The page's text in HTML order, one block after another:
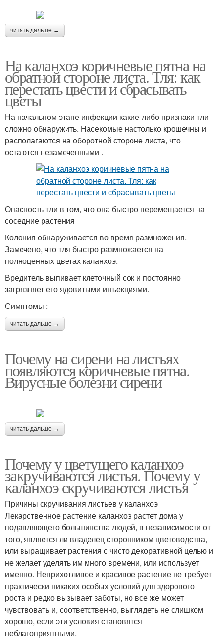
читать дальше →
На каланхоэ коричневые пятна на
обратной стороне листа. Тля: как
перестать цвести и сбрасывать
цветы
На начальном этапе инфекции какие-либо признаки тли
сложно обнаружить. Насекомые настолько крошечны и
располагаются на оборотной стороне листа, что
остаются незамеченными .
Опасность тли в том, что она быстро перемещается на
соседние растения
Колония обнаруживается во время размножения.
Замечено, что тля быстро размножается на
полноценных цветах каланхоэ.
Вредитель выпивает клеточный сок и постоянно
загрязняет его ядовитыми инъекциями.
Симптомы :
читать дальше →
Почему на сирени на листьях
появляются коричневые пятна.
Вирусные болезни сирени
читать дальше →
Почему у цветущего каланхоэ
закручиваются листья. Почему у
каланхоэ скручиваются листья
Причины скручивания листьев у каланхоэ
Лекарственное растение каланхоэ растет дома у
подавляющего большинства людей, в независимости от
того, является ли владелец сторонником цветоводства,
или выращивает растения с чисто декоративной целью и
не желает уделять им много времени, или использует
именно. Неприхотливое и красивое растение не требует
практически никаких особых условий для здорового
роста и редко вызывает заботы, но все же может
чувствовать и, соответственно, выглядеть не слишком
хорошо, если эти условия становятся
неблагоприятными.